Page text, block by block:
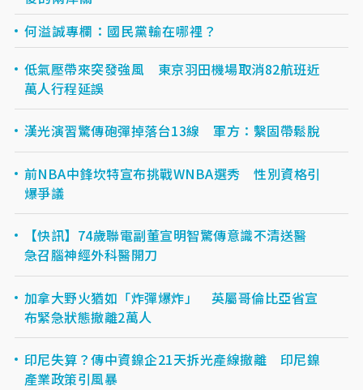
何溢誠專欄：國民黨輸在哪裡？
低氣壓帶來突發強風 東京羽田機場取消82航班近
萬人行程延誤
漢光演習驚傳砲彈掉落台13線 軍方：繫固帶鬆脫
前NBA中鋒坎特宣布挑戰WNBA選秀 性別資格引
爆爭議
【快訊】74歲聯電副董宣明智驚傳意識不清送醫
急召腦神經外科醫開刀
加拿大野火猶如「炸彈爆炸」 英屬哥倫比亞省宣
布緊急狀態撤離2萬人
印尼失算？傳中資鎳企21天拆光產線撤離 印尼鎳
產業政策引風暴